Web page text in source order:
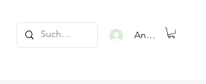
Anmelden